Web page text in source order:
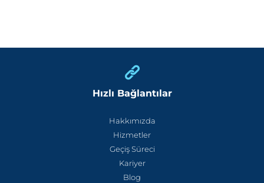
Hızlı Bağlantılar
Hakkımızda
Hizmetler
Geçiş Süreci
Kariyer
Blog